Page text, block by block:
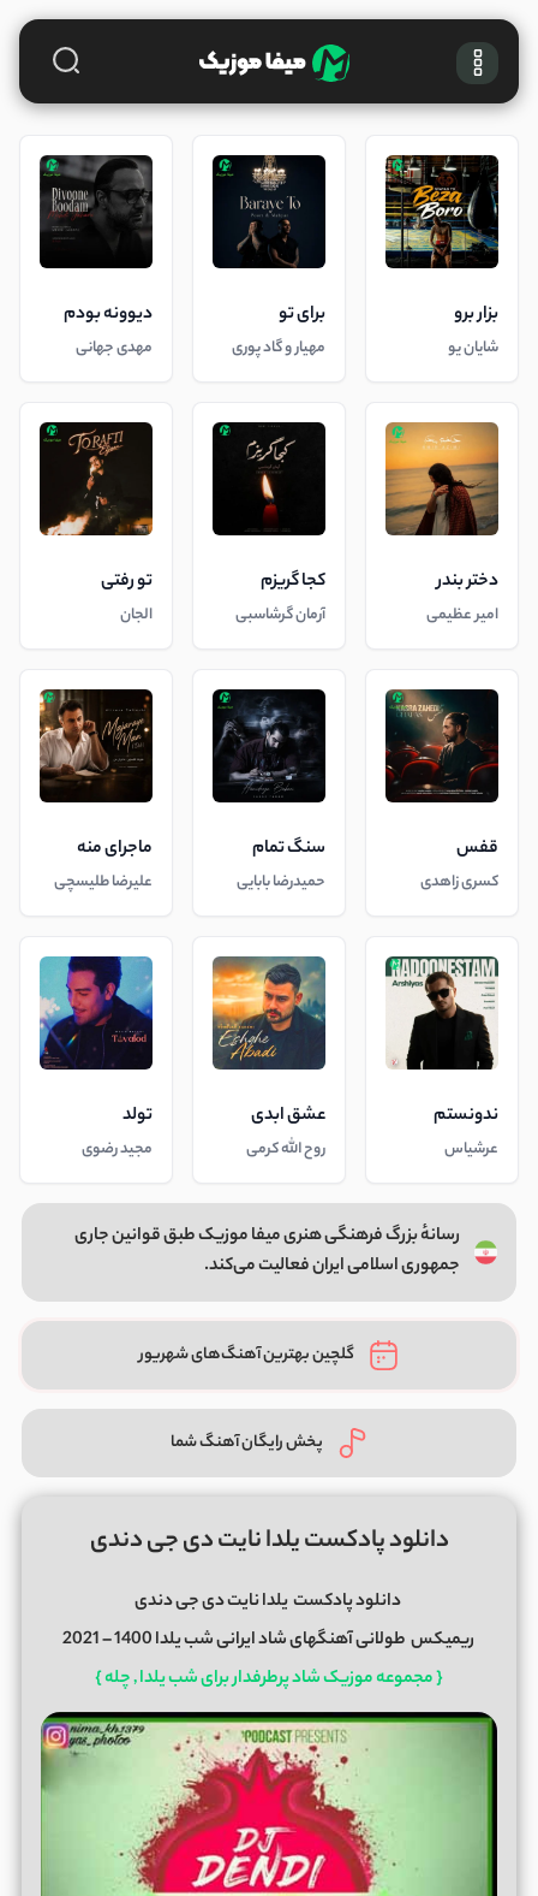
بزار برو
شایان یو
برای تو
مهیار و گاد پوری
دیوونه بودم
مهدی جهانی
دختر بندر
امیر عظیمی
کجا گریزم
آرمان گرشاسبی
تو رفتی
الجان
قفس
کسری زاهدی
سنگ تمام
حمیدرضا بابایی
ماجرای منه
علیرضا طلیسچی
ندونستم
عرشیاس
عشق ابدی
روح الله کرمی
تولد
مجید رضوی
رسانهٔ بزرگ فرهنگی هنری میفا موزیک طبق قوانین جاری
جمهوری اسلامی ایران فعالیت می‌کند.
گلچین بهترین آهنگ‌های شهریور
پخش رایگان آهنگ شما
دانلود پادکست یلدا نایت دی جی دندی
دانلود پادکستیلدا نایت دی جی دندی
ریمیکس طولانی آهنگهای شاد ایرانی شب یلدا 1400 – 2021
{ مجموعه موزیک شاد پرطرفدار برای شب یلدا , چله }